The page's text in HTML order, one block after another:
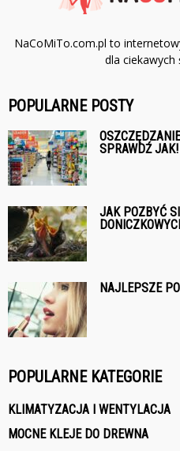
NaCoMiTo.com.pl to
dla ciekawych
POPULARNE POSTY
SPRAWDŹ JAK!
JAK POZBYĆ
NAJLEPSZE
POPULARNE KATEGORIE
KLIMATYZACJA I WENTYLACJA
MOCNE KLEJE DO DREWNA